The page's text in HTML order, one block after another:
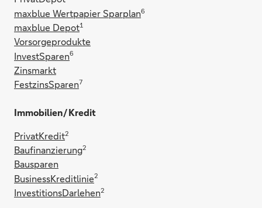
Edle Zubereitung.
Platzsparend und übersichtlich.
Spaß für die ganze Familie.
maxblue Wertpapier Sparplan6
maxblue Depot1
Vorsorgeprodukte
InvestSparen6
Zinsmarkt
FestzinsSparen7
Immobilien / Kredit
PrivatKredit2
Baufinanzierung2
Bausparen
BusinessKreditlinie2
InvestitionsDarlehen2